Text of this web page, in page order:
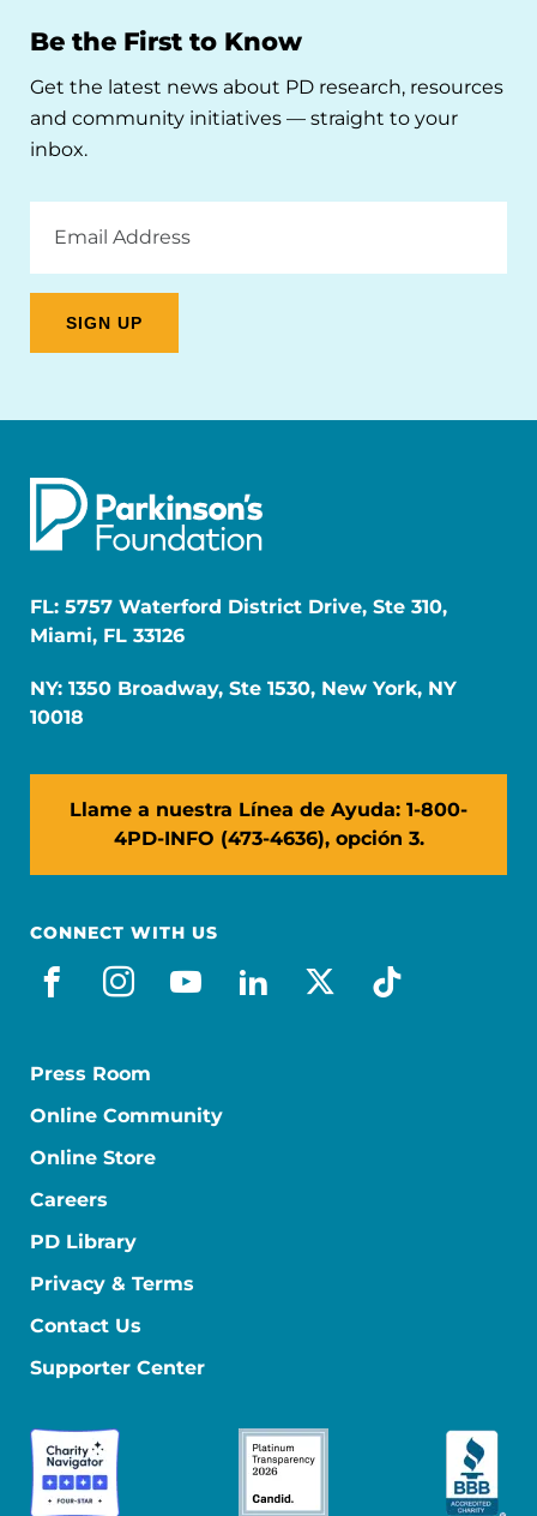
Be the First to Know
Get the latest news about PD research, resources
and community initiatives — straight to your
inbox.
Address
FL: 5757 Waterford District Drive, Ste 310,
Miami, FL 33126
NY: 1350 Broadway, Ste 1530, New York, NY
10018
Llame a nuestra Línea de Ayuda: 1-800-
4PD-INFO (473-4636), opción 3.
CONNECT WITH US
facebook_es
instagram
youtube
linkedin
x-socialtiktok
Press Room
Online Community
Online Store
Careers
PD Library
Privacy & Terms
Contact Us
Supporter Center